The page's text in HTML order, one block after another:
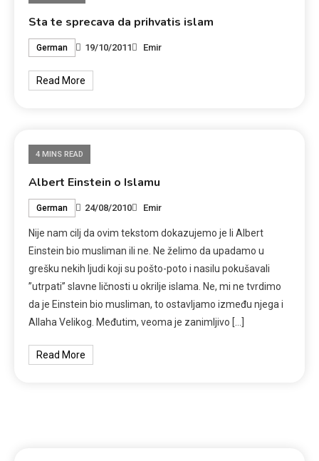
Sta te sprecava da prihvatis islam
German 19/10/2011 Emir
Read More
4 MINS READ
Albert Einstein o Islamu
German 24/08/2010 Emir
Nije nam cilj da ovim tekstom dokazujemo je li Albert
Einstein bio musliman ili ne. Ne želimo da upadamo u
grešku nekih ljudi koji su pošto-poto i nasilu pokušavali
”utrpati” slavne ličnosti u okrilje islama. Ne, mi ne tvrdimo
da je Einstein bio musliman, to ostavljamo između njega i
Allaha Velikog. Međutim, veoma je zanimljivo […]
Read More